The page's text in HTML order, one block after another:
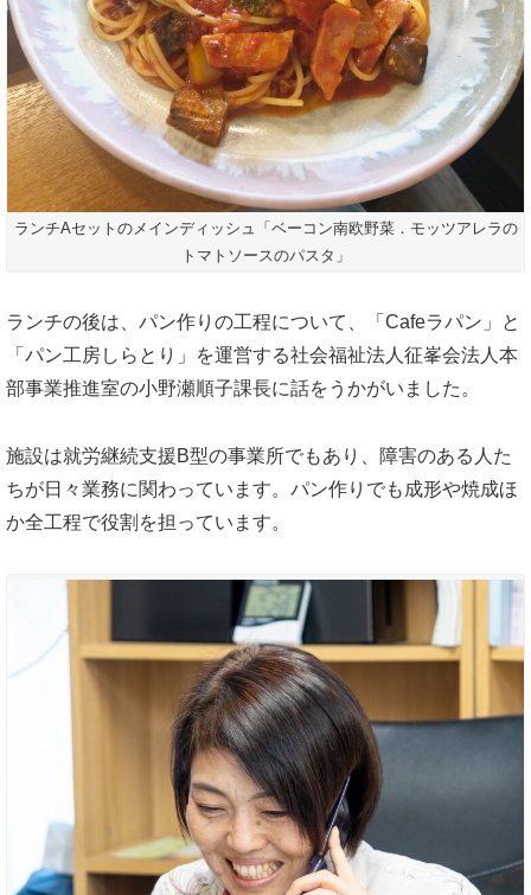
ランチAセットのメインディッシュ「ベーコン南欧野菜．モッツアレラの
トマトソースのパスタ」
ランチの後は、パン作りの工程について、「Cafeラパン」と
「パン工房しらとり」を運営する社会福祉法人征峯会法人本
部事業推進室の小野瀬順子課長に話をうかがいました。
施設は就労継続支援B型の事業所でもあり、障害のある人た
ちが日々業務に関わっています。パン作りでも成形や焼成ほ
か全工程で役割を担っています。